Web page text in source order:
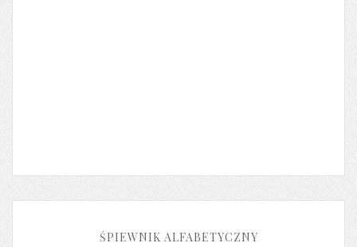
ŚPIEWNIK ALFABETYCZNY